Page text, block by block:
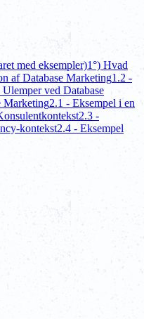
med eksempler)1°) Hvad
af Database Marketing1.2 -
Ulemper ved Database
Marketing2.1 - Eksempel i en
2.3 -
kontekst2.4 - Eksempel